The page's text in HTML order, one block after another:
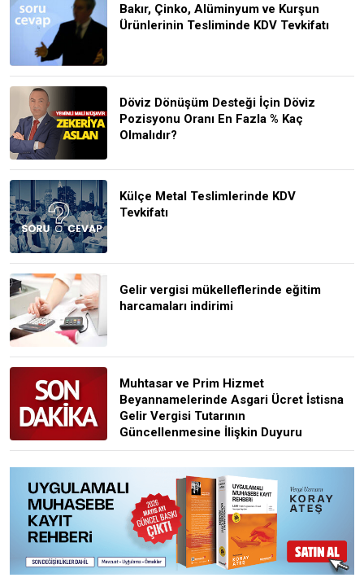
Bakır, Çinko, Alüminyum ve Kurşun
Ürünlerinin Tesliminde KDV Tevkifatı
Döviz Dönüşüm Desteği İçin Döviz
Pozisyonu Oranı En Fazla % Kaç
Olmalıdır?
Külçe Metal Teslimlerinde KDV
Tevkifatı
Gelir vergisi mükelleflerinde eğitim
harcamaları indirimi
Muhtasar ve Prim Hizmet
Beyannamelerinde Asgari Ücret İstisna
Gelir Vergisi Tutarının
Güncellenmesine İlişkin Duyuru